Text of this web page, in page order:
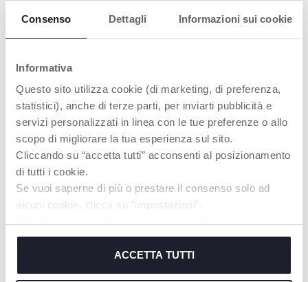
Consenso Dettagli Informazioni sui cookie
Informativa
Questo sito utilizza cookie (di marketing, di preferenza,
statistici), anche di terze parti, per inviarti pubblicità e
servizi personalizzati in linea con le tue preferenze o allo
scopo di migliorare la tua esperienza sul sito.
Cliccando su “accetta tutti” acconsenti al posizionamento
di tutti i cookie.
Se vuoi saperne di più o prestare il consenso solo ad
alcuni cookie, clicca su "impostazioni".
cookie tecnici, indispensabili per fruire del servizio
ACCETTA TUTTI
Peluches Pera IT-EN_ES Libro della fattoria
I NOSTRI CONSIGLI